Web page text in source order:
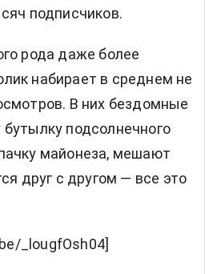
подписчиков.
рода даже более
набирает в среднем не
В них бездомные
подсолнечного
майонеза, мешают
друг с другом — все это
_lougfOsh04]